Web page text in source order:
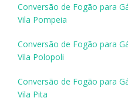
Conversão de Fogão para
Vila Pompeia
Conversão de Fogão para
Vila Polopoli
Conversão de Fogão para
Vila Pita